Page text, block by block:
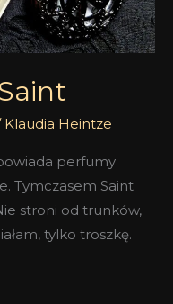
Klaudia Heintze
perfumy
Tymczasem Saint
stroni od trunków,
tylko troszkę.